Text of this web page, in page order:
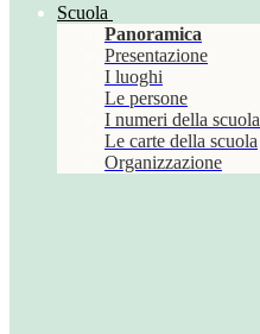
Scuola
Panoramica
Presentazione
I luoghi
Le persone
I numeri della scuola
Le carte della scuola
Organizzazione